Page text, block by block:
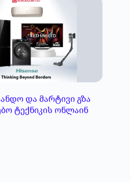
და მარტივი გზა
ტექნიკის ონლაინ